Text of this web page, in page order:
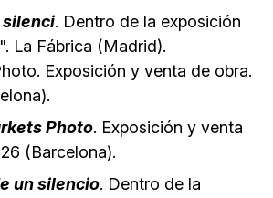
silenci. Dentro de la exposición
La Fábrica (Madrid).
Exposición y venta de obra.
Photo. Exposición y venta
(Barcelona).
un silencio. Dentro de la